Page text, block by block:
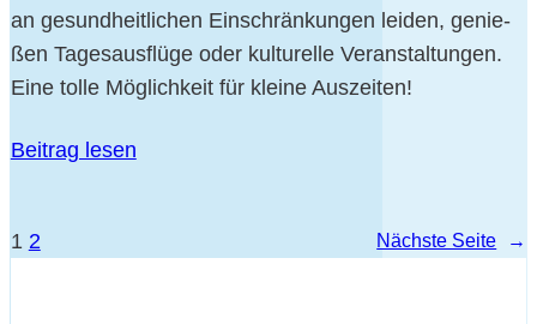
an gesund­heit­li­chen Ein­schrän­kun­gen lei­den, genie­
ßen Tages­aus­flü­ge oder kul­tu­rel­le Ver­an­stal­tun­gen.
Eine tol­le Mög­lich­keit für klei­ne Auszeiten!
Bei­trag lesen
1 2 Nächs­te Sei­te →